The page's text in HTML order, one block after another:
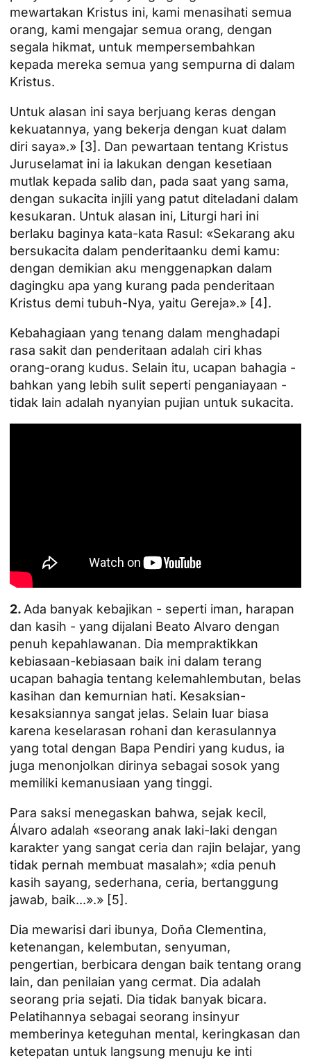
mewartakan Kristus ini, kami menasihati semua
orang, kami mengajar semua orang, dengan
segala hikmat, untuk mempersembahkan
kepada mereka semua yang sempurna di dalam
Kristus.
Untuk alasan ini saya berjuang keras dengan
kekuatannya, yang bekerja dengan kuat dalam
diri saya».» [3] . Dan pewartaan tentang Kristus
Juruselamat ini ia lakukan dengan kesetiaan
mutlak kepada salib dan, pada saat yang sama,
dengan sukacita injili yang patut diteladani dalam
kesukaran. Untuk alasan ini, Liturgi hari ini
berlaku baginya kata-kata Rasul: «Sekarang aku
bersukacita dalam penderitaanku demi kamu:
dengan demikian aku menggenapkan dalam
dagingku apa yang kurang pada penderitaan
Kristus demi tubuh-Nya, yaitu Gereja».» [4] .
Kebahagiaan yang tenang dalam menghadapi
rasa sakit dan penderitaan adalah ciri khas
orang-orang kudus. Selain itu, ucapan bahagia -
bahkan yang lebih sulit seperti penganiayaan -
tidak lain adalah nyanyian pujian untuk sukacita.
2. Ada banyak kebajikan - seperti iman, harapan
dan kasih - yang dijalani Beato Alvaro dengan
penuh kepahlawanan. Dia mempraktikkan
kebiasaan-kebiasaan baik ini dalam terang
ucapan bahagia tentang kelemahlembutan, belas
kasihan dan kemurnian hati. Kesaksian-
kesaksiannya sangat jelas. Selain luar biasa
karena keselarasan rohani dan kerasulannya
yang total dengan Bapa Pendiri yang kudus, ia
juga menonjolkan dirinya sebagai sosok yang
memiliki kemanusiaan yang tinggi.
Para saksi menegaskan bahwa, sejak kecil,
Álvaro adalah «seorang anak laki-laki dengan
karakter yang sangat ceria dan rajin belajar, yang
tidak pernah membuat masalah»; «dia penuh
kasih sayang, sederhana, ceria, bertanggung
jawab, baik...».» [5] .
Dia mewarisi dari ibunya, Doña Clementina,
ketenangan, kelembutan, senyuman,
pengertian, berbicara dengan baik tentang orang
lain, dan penilaian yang cermat. Dia adalah
seorang pria sejati. Dia tidak banyak bicara.
Pelatihannya sebagai seorang insinyur
memberinya keteguhan mental, keringkasan dan
ketepatan untuk langsung menuju ke inti